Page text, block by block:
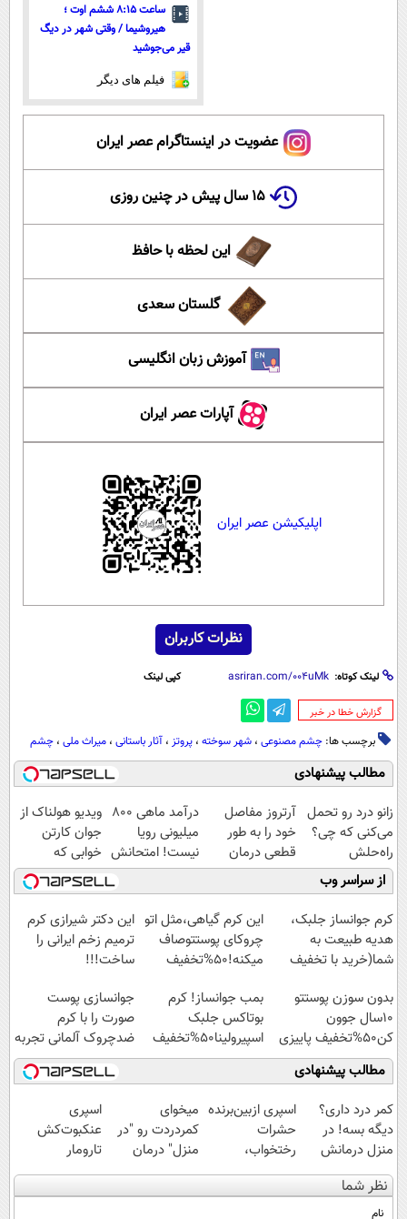
ساعت ۸:۱۵ ششم اوت ؛
هیروشیما / وقتی شهر در دیگ
قیر می‌جوشید
فیلم های دیگر
عضویت در اینستاگرام عصر ایران
۱۵ سال پیش در چنین روزی
این لحظه با حافظ
گلستان سعدی
آموزش زبان انگلیسی
آپارات عصر ایران
اپلیکیشن عصر ایران
نظرات کاربران
لینک کوتاه: کپی لینک
‌گزارش خطا در خبر
برچسب ها: چشم مصنوعی ، شهر سوخته ، پروتز ، آثار باستانی ، میراث ملی ، چشم
مطالب پیشنهادی
زانو درد رو تحمل
می‌کنی که چی؟
راه‌حلش
همین‌جاست!
آرتروز مفاصل
خود را به طور
قطعی درمان
کنید!
◗پرسش‌نامه◖
درآمد ماهی 800
میلیونی رویا
نیست! امتحانش
مجانیه😉
ویدیو هولناک از
جوان کارتن
خوابی که
میلیاردر شد.
آموزش رایگان
از سراسر وب
کرم جوانساز جلبک،
هدیه طبیعت به
شما(خرید با تخفیف
این کرم گیاهی،مثل اتو
چروکای پوستتوصاف
میکنه!50%تخفیف
این دکتر شیرازی کرم
ترمیم زخم ایرانی را
ساخت!!!
بدون سوزن پوستتو
10سال جوون
کن50%تخفیف پاییزی
بمب جوانساز! کرم
بوتاکس جلبک
اسپیرولینا50%تخفیف
جوانسازی پوست
صورت را با کرم
ضدچروک آلمانی تجربه
کنید!
مطالب پیشنهادی
کمر درد داری؟
دیگه بسه! در
منزل درمانش
کن
(◀پرسش‌نامه)
اسپری ازبین‌برنده
حشرات
رختخواب،
مناسب برای
مقابله با انواع
میخوای
کمردردت رو "در
منزل" درمان
کنی؟ (◂فیلم +
◂پرسش‌نامه)
اسپری
عنکبوت‌‌کش
تارومار
ازبین‌برنده انواع
عنکبوت
نظر شما
نام